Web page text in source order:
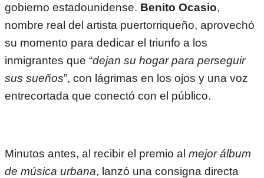
gobierno estadounidense. Benito Ocasio,
nombre real del artista puertorriqueño, aprovechó
su momento para dedicar el triunfo a los
inmigrantes que “dejan su hogar para perseguir
sus sueños”, con lágrimas en los ojos y una voz
entrecortada que conectó con el público.
Minutos antes, al recibir el premio al mejor álbum
de música urbana, lanzó una consigna directa